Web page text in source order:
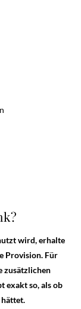
wird, erhalte
Provision. Für
zusätzlichen
exakt so, als ob